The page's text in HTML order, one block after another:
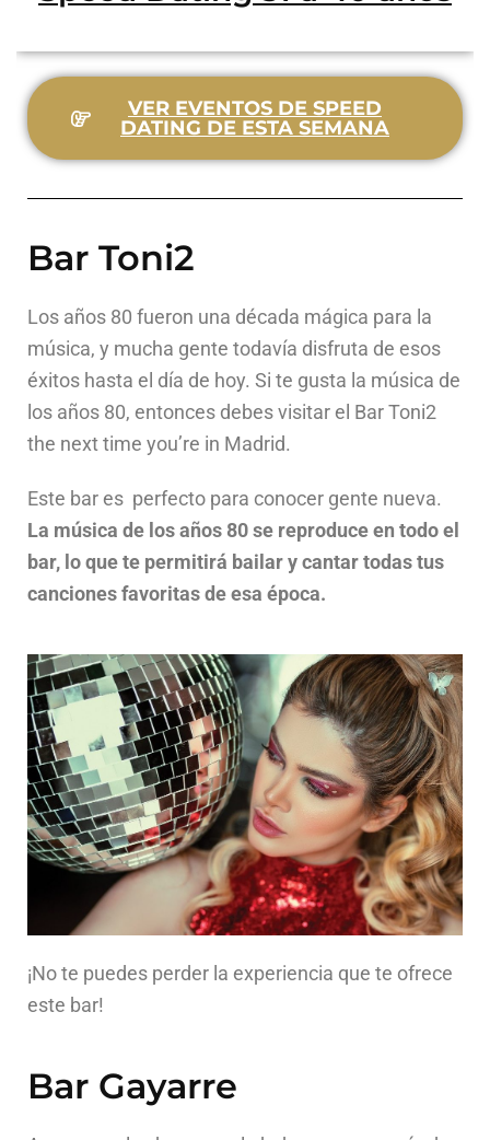
VER EVENTOS DE SPEED
DATING DE ESTA SEMANA
Bar Toni2
Los años 80 fueron una década mágica para la
música, y mucha gente todavía disfruta de esos
éxitos hasta el día de hoy. Si te gusta la música de
los años 80, entonces debes visitar el Bar Toni2
the next time you’re in Madrid.
Este bar es perfecto para conocer gente nueva.
La música de los años 80 se reproduce en todo el
bar, lo que te permitirá bailar y cantar todas tus
canciones favoritas de esa época.
¡No te puedes perder la experiencia que te ofrece
este bar!
Bar Gayarre